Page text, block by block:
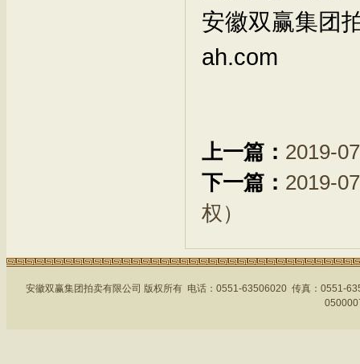
安徽双赢集团
ah.com
上一篇： 2019-
下一篇： 2019-
权）
安徽双赢集团拍卖有限公司 版权所有 电话：0551-63506020 传真：0551-